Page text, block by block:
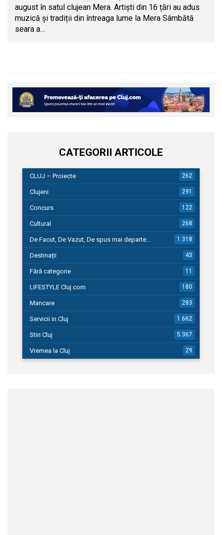
august în satul clujean Mera. Artiști din 16 țări au adus
muzică și tradiții din întreaga lume la Mera Sâmbătă
seara a…
CATEGORII ARTICOLE
CLUJ – Proiecte 262
Clujeni 291
Concurs 122
Cultural 268
De Facut, De Vazut, De spus mai departe… 1.318
Destinații 43
Fără categorie 11
LIFESTYLE Cluj.com 180
Mancare 283
Servicii in Cluj 1.662
Stiri Cluj 5.367
Vremea la Cluj 29